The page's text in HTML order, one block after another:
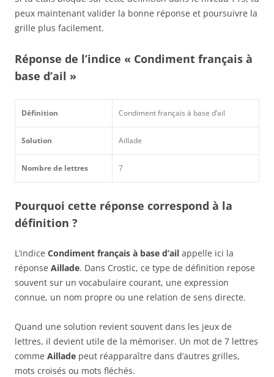
peux maintenant valider la bonne réponse et poursuivre la
grille plus facilement.
Réponse de l’indice « Condiment français à
base d’ail »
Définition Condiment français à base d’ail
Solution Aillade
Nombre de lettres 7
Pourquoi cette réponse correspond à la
définition ?
L’indice Condiment français à base d’ail appelle ici la
réponse Aillade. Dans Crostic, ce type de définition repose
souvent sur un vocabulaire courant, une expression
connue, un nom propre ou une relation de sens directe.
Quand une solution revient souvent dans les jeux de
lettres, il devient utile de la mémoriser. Un mot de 7 lettres
comme Aillade peut réapparaître dans d’autres grilles,
mots croisés ou mots fléchés.